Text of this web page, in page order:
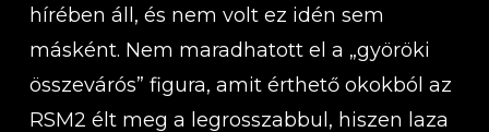
hírében áll, és nem volt ez idén sem
másként. Nem maradhatott el a „györöki
összevárós” figura, amit érthető okokból az
RSM2 élt meg a legrosszabbul, hiszen laza